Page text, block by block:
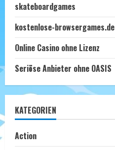
skateboardgames
kostenlose-browsergames.de
Online Casino ohne Lizenz
Seriöse Anbieter ohne OASIS
KATEGORIEN
Action